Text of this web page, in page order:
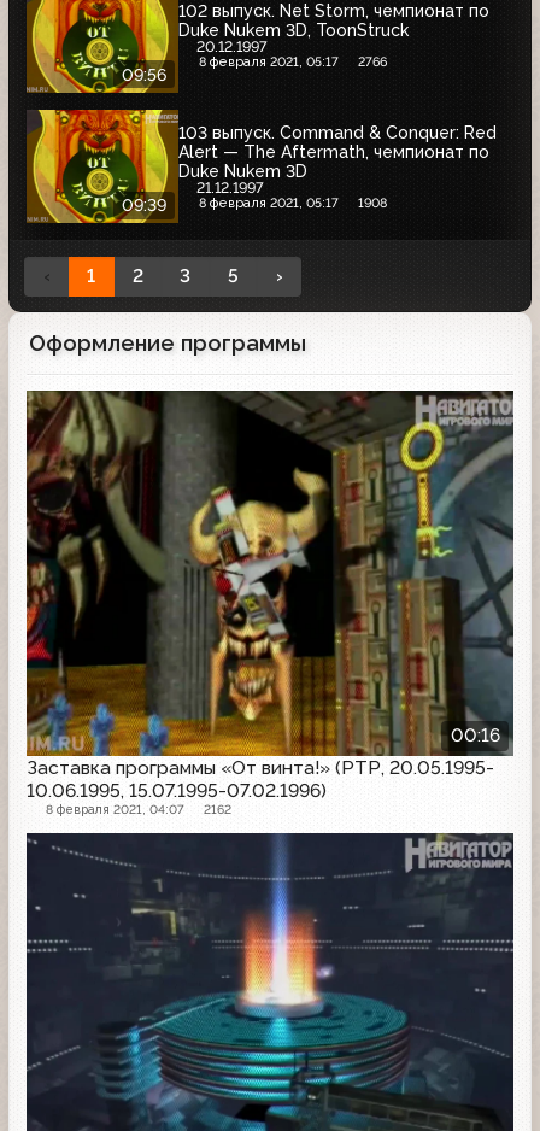
09:56
102 выпуск. Net Storm, чемпионат по
Duke Nukem 3D, ToonStruck
20.12.1997
8 февраля 2021, 05:17 2766
09:39
103 выпуск. Command & Conquer: Red
Alert — The Aftermath, чемпионат по
Duke Nukem 3D
21.12.1997
8 февраля 2021, 05:17 1908
‹ 1 2 3 5 ›
Оформление программы
00:16
Заставка программы «От винта!» (РТР, 20.05.1995-
10.06.1995, 15.07.1995-07.02.1996)
8 февраля 2021, 04:07 2162
Заставка программы